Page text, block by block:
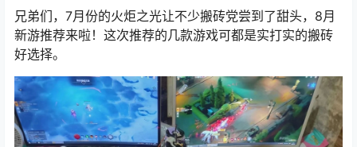
兄弟们， 7月份的火炬之光让不少搬砖党尝到了甜头，8月
新游推荐来啦！这次推荐的几款游戏可都是实打实的搬砖
好选择。